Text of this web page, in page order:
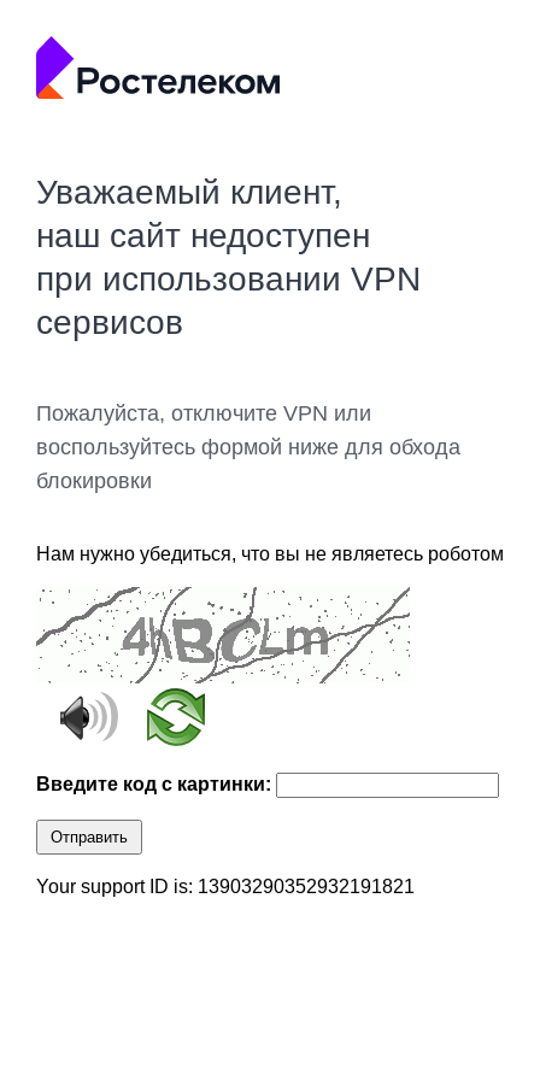
Уважаемый клиент,
наш сайт недоступен
при использовании VPN
сервисов
Пожалуйста, отключите VPN или
воспользуйтесь формой ниже для обхода
блокировки
Нам нужно убедиться, что вы не являетесь роботом
Введите код с картинки:
Отправить
Your support ID is: 13903290352932191821